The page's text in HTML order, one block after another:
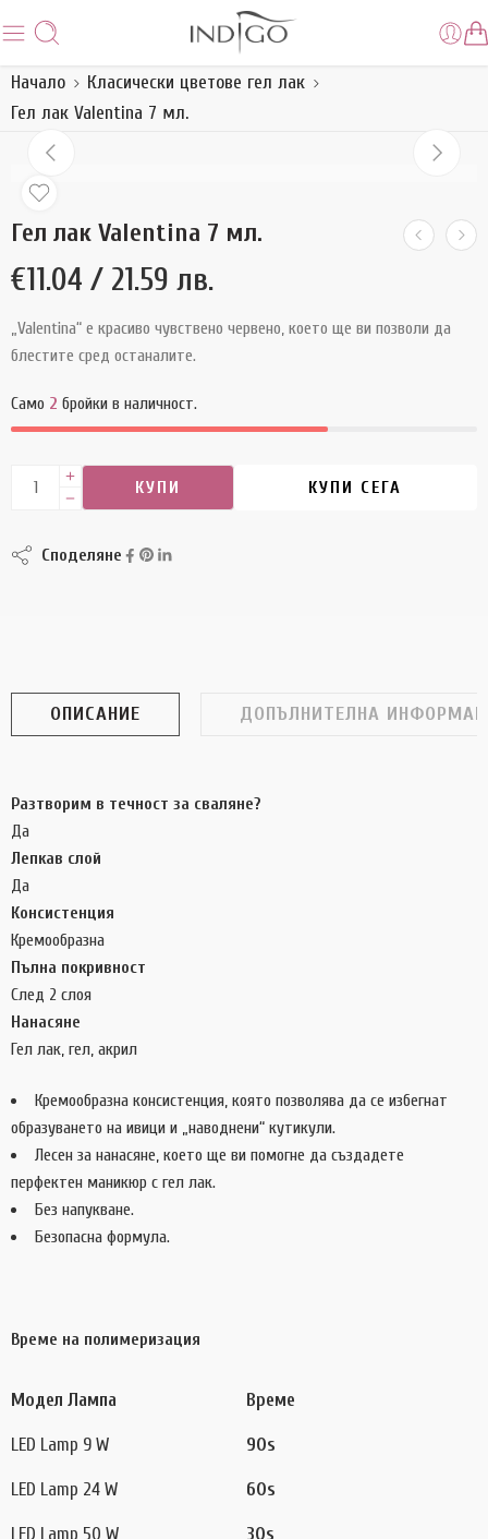
Начало
Класически цветове гел лак
Гел лак Valentina 7 мл.
Гел лак Valentina 7 мл.
€11.04 / 21.59 лв.
„Valentina“ е красиво чувствено червено, което ще ви позволи да
блестите сред останалите.
Само 2 бройки в наличност.
КУПИ КУПИ СЕГА
Споделяне
ОПИСАНИЕ ДОПЪЛНИТЕЛНА
Разтворим в течност за сваляне?
Да
Лепкав слой
Да
Консистенция
Кремообразна
Пълна покривност
След 2 слоя
Нанасяне
Гел лак, гел, акрил
Кремообразна консистенция, която позволява да се избегнат
образуването на ивици и „наводнени“ кутикули.
Лесен за нанасяне, което ще ви помогне да създадете
перфектен маникюр с гел лак.
Без напукване.
Безопасна формула.
Време на полимеризация
Модел Лампа Време
LED Lamp 9 W 90s
LED Lamp 24 W 60s
LED Lamp 50 W 30s